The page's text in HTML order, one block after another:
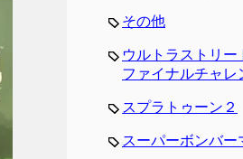
その他
ウルトラストリー
ファイナルチャレ
スプラトゥーン２
スーパーボンバー